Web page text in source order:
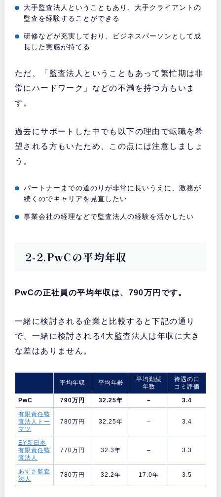
大手監査法人ということもあり、大手クライアントの
監査を経験することができる
研修などが充実しており、ビジネスパーソンとして成
長した実感が持てる
ただ、「監査法人ということもあって繁忙期は非
常にハードワーク」などの不満を持つ方もいま
す。
過去にサポートした中でも以下の理由で転職を希
望される方もいたため、この点には注意しましょ
う。
パートナーまでの道のりが非常に長いうえに、激務が
続くのでキャリアを見直したい
事業会社の経理などで監査法人の経験を活かしたい
2-2.PwCの平均年収
PwCの正社員の平均年収は、790万円です。
一緒に検討される企業と比較すると下記の通り
で、一緒に検討される4大監査法人は年収に大き
な差はありません。
平均年収 平均年齢
平均勤続
年数
待遇の口
コミ評価
PwC
790万円 32.25年 –
3.4
有限責任監
査法人トー
マツ
780万円 32.25年 – 3.4
EY新日本
有限責任監
査法人
770万円 32.3年 – 3.3
あずさ監査
法人
780万円 32.2年 17.0年 3.5